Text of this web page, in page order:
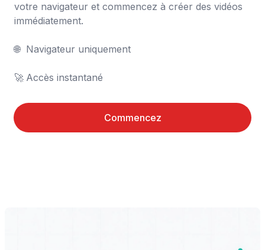
votre navigateur et commencez à créer des vidéos
immédiatement.
🌐	Navigateur uniquement
🚀	Accès instantané
Commencez